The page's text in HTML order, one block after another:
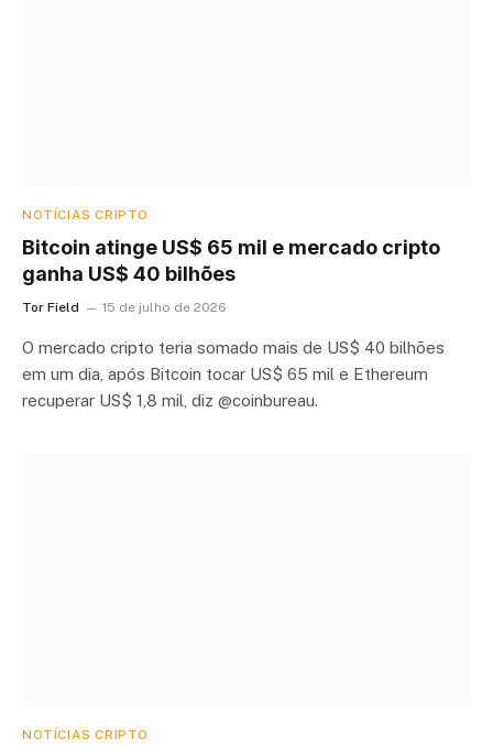
NOTÍCIAS CRIPTO
Bitcoin atinge US$ 65 mil e mercado cripto
ganha US$ 40 bilhões
Tor Field 15 de julho de 2026
O mercado cripto teria somado mais de US$ 40 bilhões
em um dia, após Bitcoin tocar US$ 65 mil e Ethereum
recuperar US$ 1,8 mil, diz @coinbureau.
NOTÍCIAS CRIPTO